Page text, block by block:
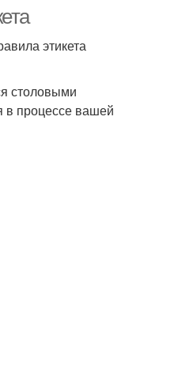
этикета
столовыми
в процессе вашей